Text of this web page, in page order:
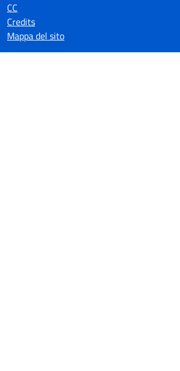
CC
Credits
Mappa del sito